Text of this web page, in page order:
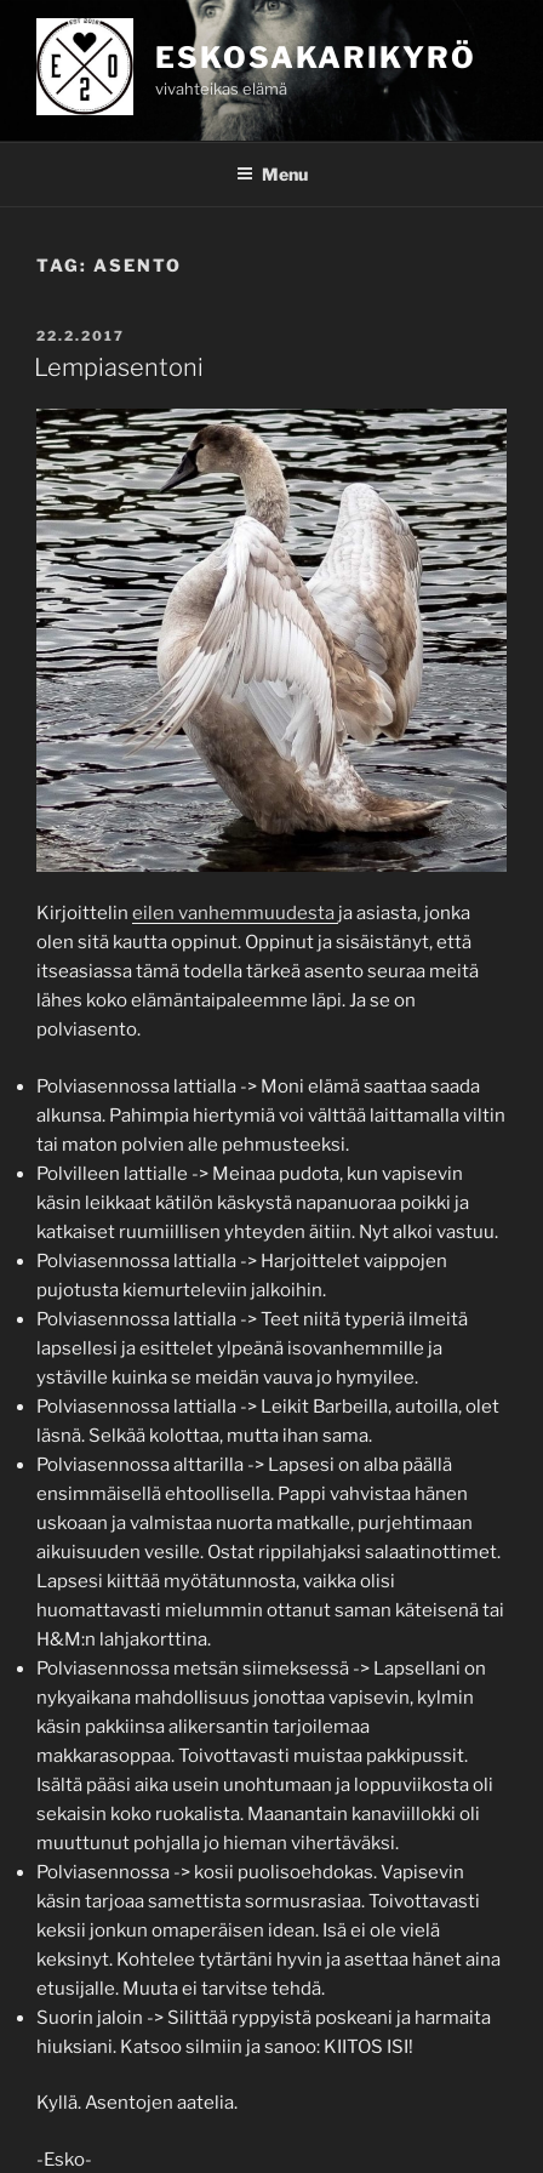
content
ESKOSAKARIKYRÖ
vivahteikas elämä
Menu
TAG: ASENTO
POSTED
ON
22.2.2017
Lempiasentoni
Kirjoittelin eilen vanhemmuudesta ja asiasta, jonka
olen sitä kautta oppinut. Oppinut ja sisäistänyt, että
itseasiassa tämä todella tärkeä asento seuraa meitä
lähes koko elämäntaipaleemme läpi. Ja se on
polviasento.
Polviasennossa lattialla -> Moni elämä saattaa saada
alkunsa. Pahimpia hiertymiä voi välttää laittamalla viltin
tai maton polvien alle pehmusteeksi.
Polvilleen lattialle -> Meinaa pudota, kun vapisevin
käsin leikkaat kätilön käskystä napanuoraa poikki ja
katkaiset ruumiillisen yhteyden äitiin. Nyt alkoi vastuu.
Polviasennossa lattialla -> Harjoittelet vaippojen
pujotusta kiemurteleviin jalkoihin.
Polviasennossa lattialla -> Teet niitä typeriä ilmeitä
lapsellesi ja esittelet ylpeänä isovanhemmille ja
ystäville kuinka se meidän vauva jo hymyilee.
Polviasennossa lattialla -> Leikit Barbeilla, autoilla, olet
läsnä. Selkää kolottaa, mutta ihan sama.
Polviasennossa alttarilla -> Lapsesi on alba päällä
ensimmäisellä ehtoollisella. Pappi vahvistaa hänen
uskoaan ja valmistaa nuorta matkalle, purjehtimaan
aikuisuuden vesille. Ostat rippilahjaksi salaatinottimet.
Lapsesi kiittää myötätunnosta, vaikka olisi
huomattavasti mielummin ottanut saman käteisenä tai
H&M:n lahjakorttina.
Polviasennossa metsän siimeksessä -> Lapsellani on
nykyaikana mahdollisuus jonottaa vapisevin, kylmin
käsin pakkiinsa alikersantin tarjoilemaa
makkarasoppaa. Toivottavasti muistaa pakkipussit.
Isältä pääsi aika usein unohtumaan ja loppuviikosta oli
sekaisin koko ruokalista. Maanantain kanaviillokki oli
muuttunut pohjalla jo hieman vihertäväksi.
Polviasennossa -> kosii puolisoehdokas. Vapisevin
käsin tarjoaa samettista sormusrasiaa. Toivottavasti
keksii jonkun omaperäisen idean. Isä ei ole vielä
keksinyt. Kohtelee tytärtäni hyvin ja asettaa hänet aina
etusijalle. Muuta ei tarvitse tehdä.
Suorin jaloin -> Silittää ryppyistä poskeani ja harmaita
hiuksiani. Katsoo silmiin ja sanoo: KIITOS ISI!
Kyllä. Asentojen aatelia.
-Esko-